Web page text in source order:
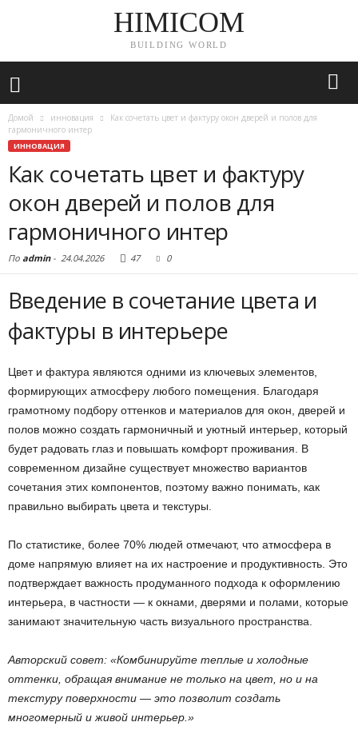
HIMICOM
BUILDING WORLD
Домой инновация
Как сочетать цвет и фактуру окон дверей и полов для
гармоничного интер
ИННОВАЦИЯ
Как сочетать цвет и фактуру
окон дверей и полов для
гармоничного интер
По admin- 24.04.2026 47 0
Введение в сочетание цвета и
фактуры в интерьере
Цвет и фактура являются одними из ключевых элементов,
формирующих атмосферу любого помещения. Благодаря
грамотному подбору оттенков и материалов для окон, дверей и
полов можно создать гармоничный и уютный интерьер, который
будет радовать глаз и повышать комфорт проживания. В
современном дизайне существует множество вариантов
сочетания этих компонентов, поэтому важно понимать, как
правильно выбирать цвета и текстуры.
По статистике, более 70% людей отмечают, что атмосфера в
доме напрямую влияет на их настроение и продуктивность. Это
подтверждает важность продуманного подхода к оформлению
интерьера, в частности — к окнами, дверями и полами, которые
занимают значительную часть визуального пространства.
Авторский совет: «Комбинируйте теплые и холодные
оттенки, обращая внимание не только на цвет, но и на
текстуру поверхности — это позволит создать
многомерный и живой интерьер.»